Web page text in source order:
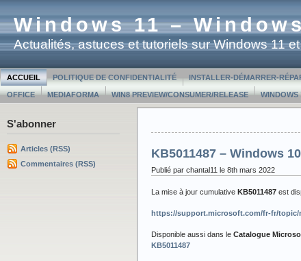
Windows 11 –
Actualités, astuces et tutoriels sur Windows 11
ACCUEIL POLITIQUE DE CONFIDENTIALITÉ INSTALLER-DÉMARRER-
OFFICE MEDIAFORMA WIN8 PREVIEW/CONSUMER/RELEASE WINDOWS
S'abonner
Articles (RSS)
Commentaires (RSS)
KB5011487 – Windows
Publié par chantal11 le 8th mars 2022
La mise à jour cumulative KB5011487 est
https://support.microsoft.com/fr-fr/topic/
Disponible aussi dans le Catalogue
KB5011487